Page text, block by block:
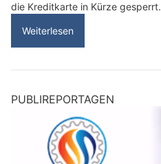
die Kreditkarte in Kürze gesperrt.
Weiterlesen
PUBLIREPORTAGEN